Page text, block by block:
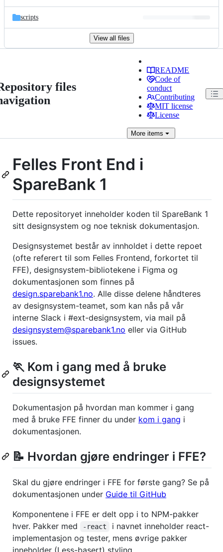
scripts
View all files
files
README
Code of
conduct
Contributing
MIT license
License
More items
Felles Front End i
SpareBank 1
Dette repositoryet inneholder koden til SpareBank 1
sitt designsystem og noe teknisk dokumentasjon.
Designsystemet består av innholdet i dette repoet
(ofte referert til som Felles Frontend, forkortet til
FFE), designsystem-bibliotekene i Figma og
dokumentasjonen som finnes på
design.sparebank1.no. Alle disse delene håndteres
av designsystem-teamet, som kan nås på vår
interne Slack i #ext-designsystem, via mail på
designsystem@sparebank1.no eller via GitHub
issues.
🏃 Kom i gang med å bruke
designsystemet
Dokumentasjon på hvordan man kommer i gang
med å bruke FFE finner du under kom i gang i
dokumentasjonen.
📝 Hvordan gjøre endringer i FFE?
Skal du gjøre endringer i FFE for første gang? Se på
dokumentasjonen under Guide til GitHub
Komponentene i FFE er delt opp i to NPM-pakker
hver. Pakker med
-react
i navnet inneholder react-
implementasjon og tester, mens øvrige pakker
inneholder (Less-basert) styling.